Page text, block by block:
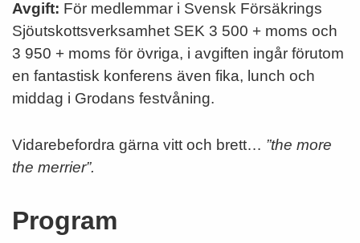
Avgift: För medlemmar i Svensk Försäkrings
Sjöutskottsverksamhet SEK 3 500 + moms och
3 950 + moms för övriga, i avgiften ingår förutom
en fantastisk konferens även fika, lunch och
middag i Grodans festvåning.
Vidarebefordra gärna vitt och brett… ”the more
the merrier”.
Program